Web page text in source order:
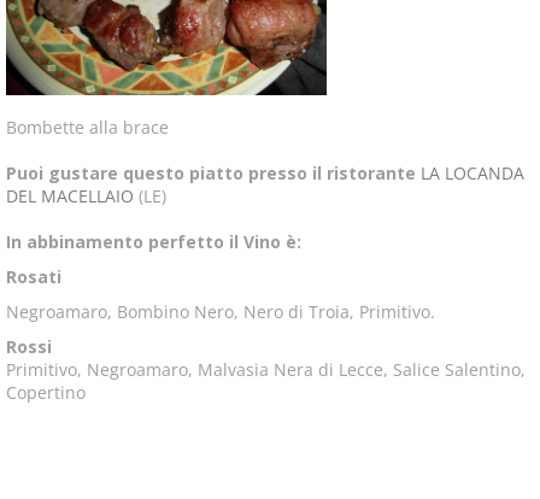
Bombette alla brace
Puoi gustare questo piatto presso il ristorante LA LOCANDA
DEL MACELLAIO (LE)
In abbinamento perfetto il Vino è:
Rosati
Negroamaro, Bombino Nero, Nero di Troia, Primitivo.
Rossi
Primitivo, Negroamaro, Malvasia Nera di Lecce, Salice Salentino,
Copertino